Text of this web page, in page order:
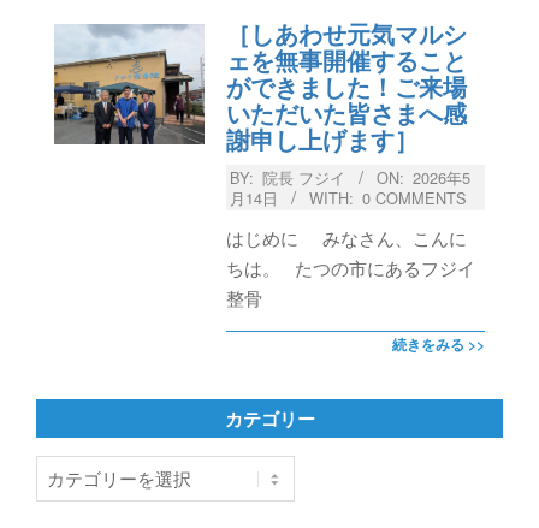
［しあわせ元気マルシ
ェを無事開催すること
ができました！ご来場
いただいた皆さまへ感
謝申し上げます］
BY: 院長 フジイ ON: 2026年5
月14日
WITH: 0 COMMENTS
はじめに みなさん、こんに
ちは。 たつの市にあるフジイ
整骨
続きをみる >>
カテゴリー
テ